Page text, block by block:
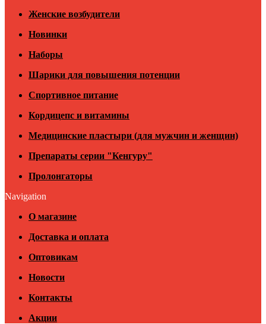
Женские возбудители
Новинки
Наборы
Шарики для повышения потенции
Спортивное питание
Кордицепс и витамины
Медицинские пластыри (для мужчин и женщин)
Препараты серии "Кенгуру"
Пролонгаторы
Navigation
О магазине
Доставка и оплата
Оптовикам
Новости
Контакты
Акции